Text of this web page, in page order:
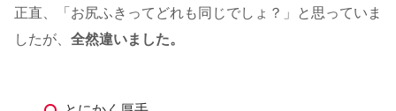
正直、「お尻ふきってどれも同じでしょ？」と思っていま
したが、 全然違いました。